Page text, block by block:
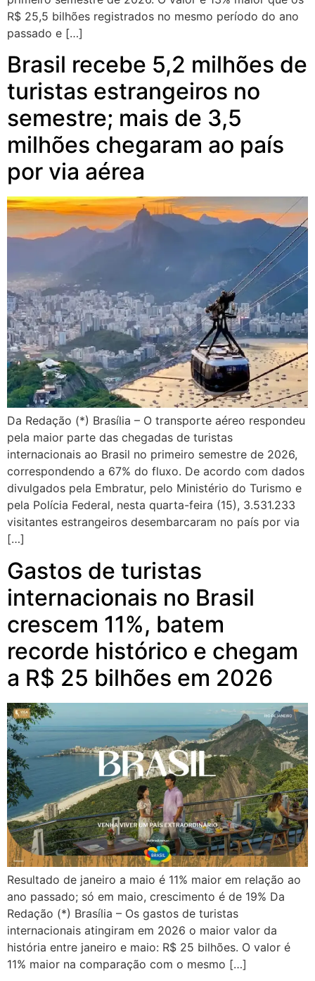
R$ 25,5 bilhões registrados no mesmo período do ano
passado e […]
Brasil recebe 5,2 milhões de
turistas estrangeiros no
semestre; mais de 3,5
milhões chegaram ao país
por via aérea
Da Redação (*) Brasília – O transporte aéreo respondeu
pela maior parte das chegadas de turistas
internacionais ao Brasil no primeiro semestre de 2026,
correspondendo a 67% do fluxo. De acordo com dados
divulgados pela Embratur, pelo Ministério do Turismo e
pela Polícia Federal, nesta quarta-feira (15), 3.531.233
visitantes estrangeiros desembarcaram no país por via
[…]
Gastos de turistas
internacionais no Brasil
crescem 11%, batem
recorde histórico e chegam
a R$ 25 bilhões em 2026
Resultado de janeiro a maio é 11% maior em relação ao
ano passado; só em maio, crescimento é de 19% Da
Redação (*) Brasília – Os gastos de turistas
internacionais atingiram em 2026 o maior valor da
história entre janeiro e maio: R$ 25 bilhões. O valor é
11% maior na comparação com o mesmo […]